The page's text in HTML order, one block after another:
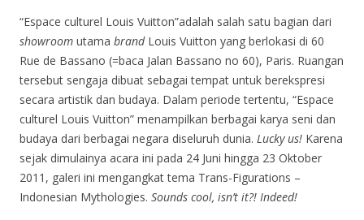
“Espace culturel Louis Vuitton”adalah salah satu bagian dari
showroom utama brandLouis Vuitton yang berlokasi di 60
Rue de Bassano (=baca Jalan Bassano no 60), Paris. Ruangan
tersebut sengaja dibuat sebagai tempat untuk berekspresi
secara artistik dan budaya. Dalam periode tertentu, “Espace
culturel Louis Vuitton” menampilkan berbagai karya seni dan
budaya dari berbagai negara diseluruh dunia. Lucky us! Karena
sejak dimulainya acara ini pada 24 Juni hingga 23 Oktober
2011, galeri ini mengangkat tema Trans-Figurations –
Indonesian Mythologies. Sounds cool, isn’t it?! Indeed!